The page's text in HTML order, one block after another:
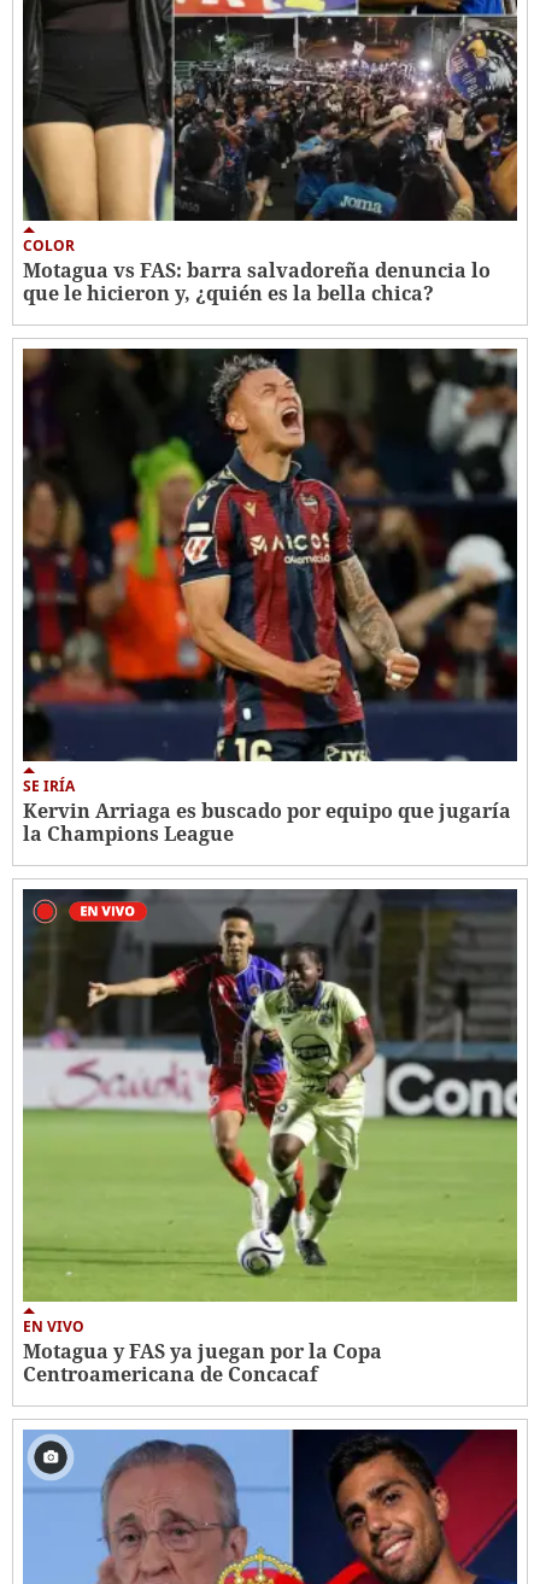
COLOR
Motagua vs FAS: barra salvadoreña denuncia lo
que le hicieron y, ¿quién es la bella chica?
SE IRÍA
Kervin Arriaga es buscado por equipo que jugaría
la Champions League
EN VIVO
Motagua y FAS ya juegan por la Copa
Centroamericana de Concacaf